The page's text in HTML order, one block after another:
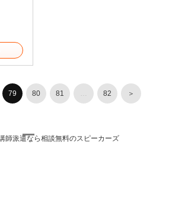
79 80 81 82 ＞